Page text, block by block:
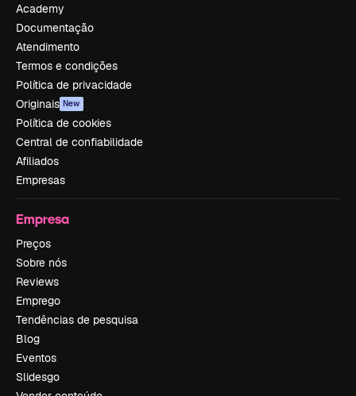
Academy
Documentação
Atendimento
Termos e condições
Política de privacidade
Originais New
Política de cookies
Central de confiabilidade
Afiliados
Empresas
Empresa
Preços
Sobre nós
Reviews
Emprego
Tendências de pesquisa
Blog
Eventos
Slidesgo